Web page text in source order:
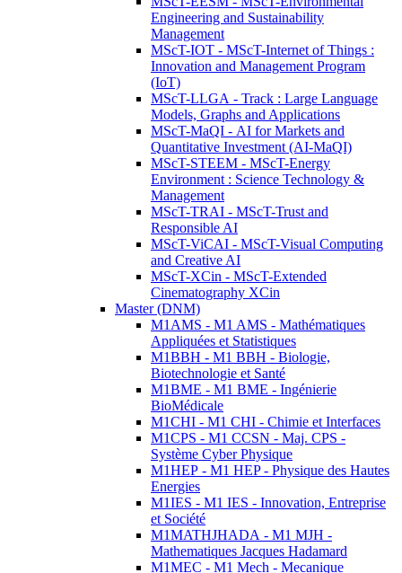
Engineering and Sustainability
Management
MScT-IOT - MScT-Internet of Things :
Innovation and Management Program
(IoT)
MScT-LLGA - Track : Large Language
Models, Graphs and Applications
MScT-MaQI - AI for Markets and
Quantitative Investment (AI-MaQI)
MScT-STEEM - MScT-Energy
Environment : Science Technology &
Management
MScT-TRAI - MScT-Trust and
Responsible AI
MScT-ViCAI - MScT-Visual Computing
and Creative AI
MScT-XCin - MScT-Extended
Cinematography XCin
Master (DNM)
M1AMS - M1 AMS - Mathématiques
Appliquées et Statistiques
M1BBH - M1 BBH - Biologie,
Biotechnologie et Santé
M1BME - M1 BME - Ingénierie
BioMédicale
M1CHI - M1 CHI - Chimie et Interfaces
M1CPS - M1 CCSN - Maj. CPS -
Système Cyber Physique
M1HEP - M1 HEP - Physique des Hautes
Energies
M1IES - M1 IES - Innovation, Entreprise
et Société
M1MATHJHADA - M1 MJH -
Mathematiques Jacques Hadamard
M1MEC - M1 Mech - Mecanique